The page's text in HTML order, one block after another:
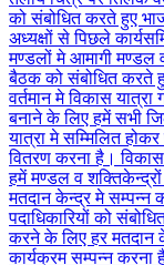
को संबोधित करते हुए
अध्यक्षों से पिछले
मण्डलों मे आमागी मण्डल
बैठक को संबोधित करते
वर्तमान मे विकास यात्रा
बनाने के लिए हमें सभी
यात्रा मे सम्मिलित
वितरण करना है।
हमें मण्डल व
मतदान केन्द्र मे सम्पन्न
पदाधिकारियों को
करने के लिए हर मतदान
कार्यक्रम सम्पन्न करना